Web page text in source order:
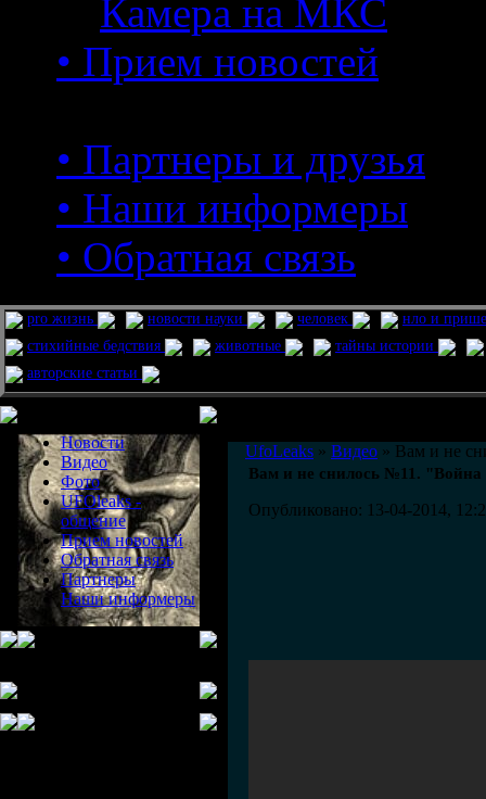
Камера на МКС
• Прием новостей
• Партнеры и друзья
• Наши информеры
• Обратная связь
pro жизнь новости науки человек
нло и
стихийные бедствия
животные
тайны истории
авторские статьи
Новости
Видео
Фото
UFOleaks -
общение
Прием новостей
Обратная связь
Партнеры
Наши информеры
UfoLeaks » Видео » Вам и не
Вам и не снилось №11.
Опубликовано: 13-04-2014,